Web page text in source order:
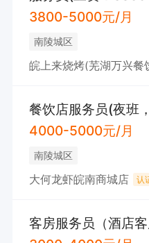
3800-5000元/月
南陵城区
皖上来烧烤(芜湖万兴餐
4000-5000元/月
南陵城区
大何龙虾皖南商城店 认
客房服务员（酒店客